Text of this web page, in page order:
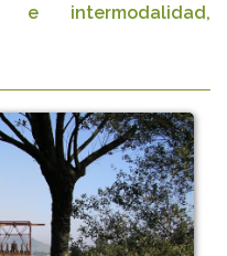
e intermodalidad,